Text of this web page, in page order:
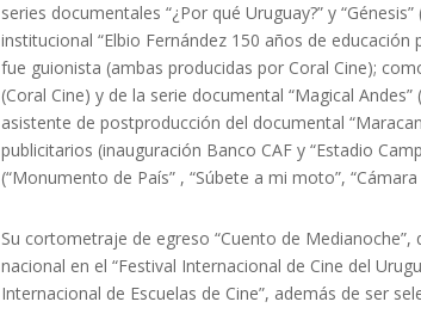
series documentales “¿Por qué Uruguay?” y
institucional “Elbio Fernández 150 años de
fue guionista (ambas producidas por Coral Cine);
(Coral Cine) y de la serie documental “Magical
asistente de postproducción del documental
publicitarios (inauguración Banco CAF y “Estadio
(“Monumento de País” , “Súbete a mi moto”,
Su cortometraje de egreso “Cuento de
nacional en el “Festival Internacional de Cine del
Internacional de Escuelas de Cine”, además de ser